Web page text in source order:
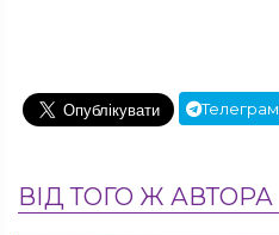
Телеграм
ВІД ТОГО Ж АВТОРА